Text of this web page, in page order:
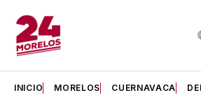
INICIO MORELOS CUERNAVACA